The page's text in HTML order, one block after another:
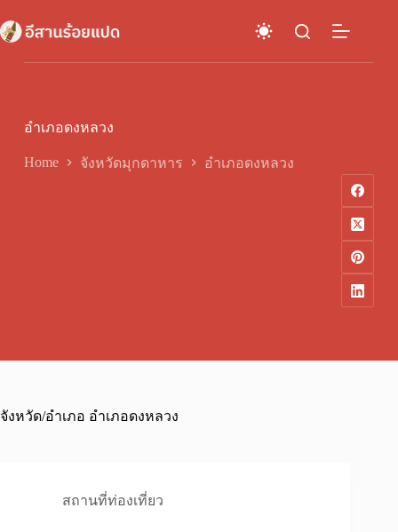
to
content
อำเภอดงหลวง
Home จังหวัดมุกดาหาร อำเภอดงหลวง
จังหวัด/อำเภอ อำเภอดงหลวง
สถานที่ท่องเที่ยว